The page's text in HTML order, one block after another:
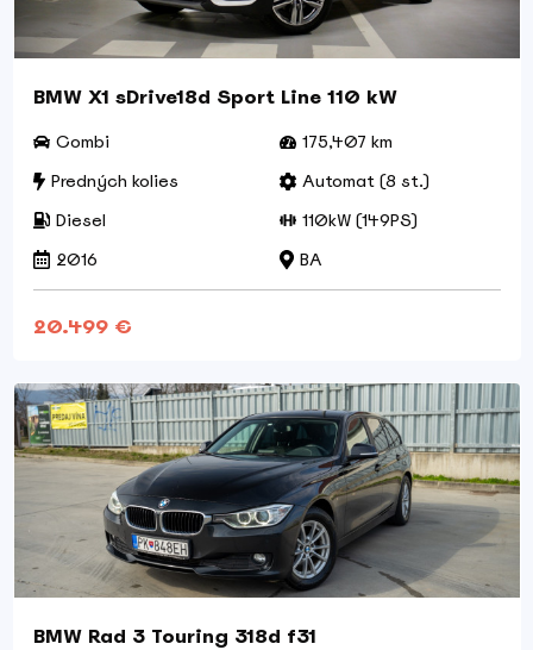
BMW X1 sDrive18d Sport Line 110 kW
Combi
175,407 km
Predných kolies
Automat (8 st.)
Diesel
110kW (149PS)
2016
BA
20.499 €
BMW Rad 3 Touring 318d f31